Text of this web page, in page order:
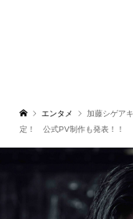
エンタメ
加藤シゲア
定！ 公式PV制作も発表！！